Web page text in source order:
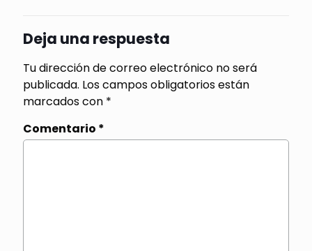
Deja una respuesta
Tu dirección de correo electrónico no será
publicada. Los campos obligatorios están
marcados con *
Comentario *